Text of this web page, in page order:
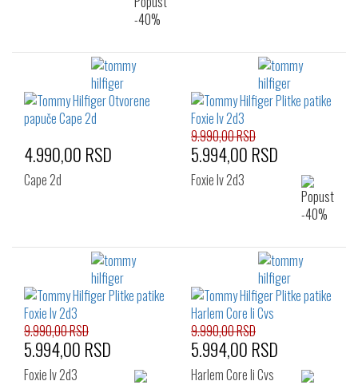
4.990,00 RSD
Cape 2d
9.990,00 RSD
5.994,00 RSD
Foxie Iv 2d3
9.990,00 RSD
5.994,00 RSD
Foxie Iv 2d3
9.990,00 RSD
5.994,00 RSD
Harlem Core Ii Cvs